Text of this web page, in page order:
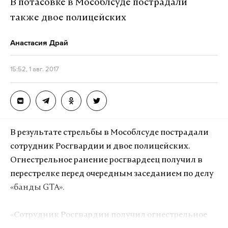
В потасовке в Мособлсуде пострадали
также двое полицейских
Анастасия Драй
15:52, 1 авг. 2017
В результате стрельбы в Мособлсуде пострадали
сотрудник Росгвардии и двое полицейских.
Огнестрельное ранение росгвардеец получил в
перестрелке перед очередным заседанием по делу
«банды GTA».
«Сотрудник Росгвардии получил огнестрельное